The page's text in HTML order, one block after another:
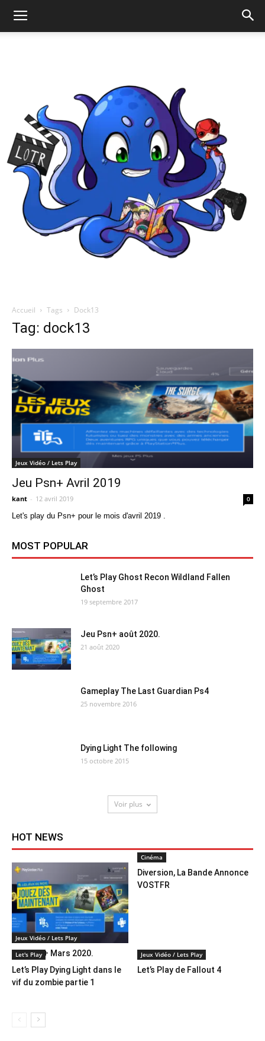
Accueil Tags Dock13
Tag: dock13
Jeux Vidéo / Lets Play
Jeu Psn+ Avril 2019
kant - 12 avril 2019 0
Let's play du Psn+ pour le mois d'avril 2019 .
MOST POPULAR
Let’s Play Ghost Recon Wildland Fallen
Ghost
19 septembre 2017
Jeu Psn+ août 2020.
21 août 2020
Gameplay The Last Guardian Ps4
25 novembre 2016
Dying Light The following
15 octobre 2015
Voir plus
HOT NEWS
Jeux Vidéo / Lets Play
Jeu Psn+ Mars 2020.
Cinéma
Diversion, La Bande Annonce
VOSTFR
Let's Play
Let’s Play Dying Light dans le
vif du zombie partie 1
Jeux Vidéo / Lets Play
Let’s Play de Fallout 4